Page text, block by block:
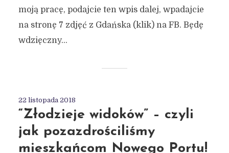
moją pracę, podajcie ten wpis dalej, wpadajcie
na stronę 7 zdjęć z Gdańska (klik) na FB. Będę
wdzięczny...
22 listopada 2018
“Złodzieje widoków” – czyli
jak pozazdrościliśmy
mieszkańcom Nowego Portu!